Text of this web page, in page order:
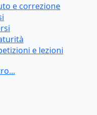
e correzione
e lezioni